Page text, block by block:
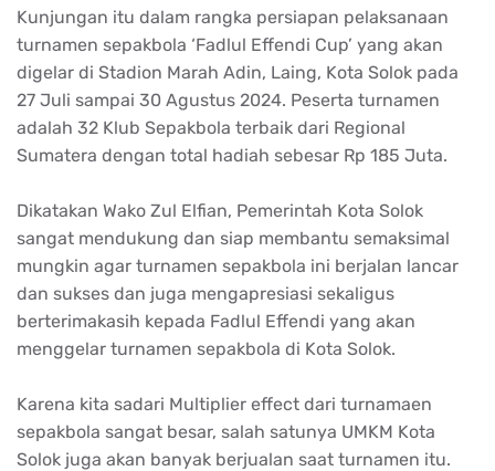
Kunjungan itu dalam rangka persiapan pelaksanaan
turnamen sepakbola ‘Fadlul Effendi Cup’ yang akan
digelar di Stadion Marah Adin, Laing, Kota Solok pada
27 Juli sampai 30 Agustus 2024. Peserta turnamen
adalah 32 Klub Sepakbola terbaik dari Regional
Sumatera dengan total hadiah sebesar Rp 185 Juta.
Dikatakan Wako Zul Elfian, Pemerintah Kota Solok
sangat mendukung dan siap membantu semaksimal
mungkin agar turnamen sepakbola ini berjalan lancar
dan sukses dan juga mengapresiasi sekaligus
berterimakasih kepada Fadlul Effendi yang akan
menggelar turnamen sepakbola di Kota Solok.
Karena kita sadari Multiplier effect dari turnamaen
sepakbola sangat besar, salah satunya UMKM Kota
Solok juga akan banyak berjualan saat turnamen itu.